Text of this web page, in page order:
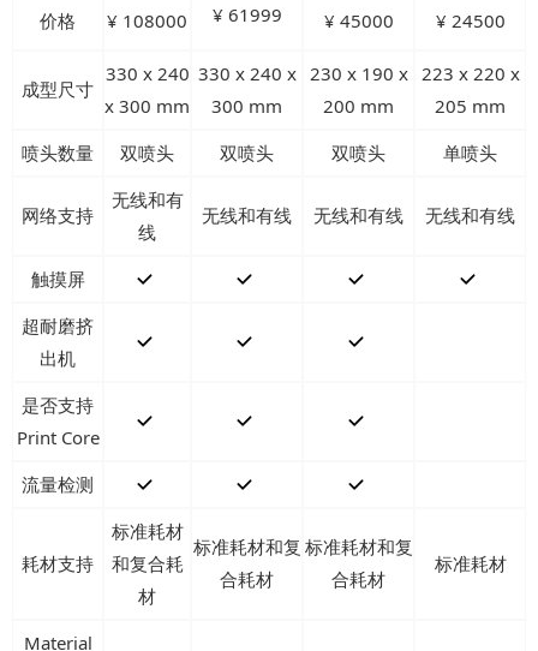
价格 ¥ 108000 ¥ 61999 ¥ 45000 ¥ 24500
成型尺寸
330 x 240
x 300 mm
330 x 240 x
300 mm
230 x 190 x
200 mm
223 x 220 x
205 mm
喷头数量
双喷头 双喷头 双喷头 单喷头
网络支持
无线和有
线
无线和有线 无线和有线 无线和有线
触摸屏
超耐磨挤
出机
是否支持
Print Core
流量检测
耗材支持
标准耗材
和复合耗
材
标准耗材和复
合耗材
标准耗材和复
合耗材
标准耗材
Material